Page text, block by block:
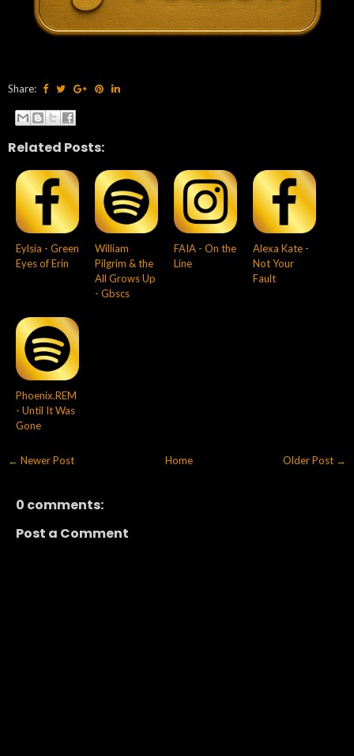
Share:
Related Posts:
Eylsia - Green
Eyes of Erin
William
Pilgrim & the
All Grows Up
- Gbscs
FAIA - On the
Line
Alexa Kate -
Not Your
Fault
Phoenix.REM
- Until It Was
Gone
← Newer Post Older Post →
Home
0 comments:
Post a Comment